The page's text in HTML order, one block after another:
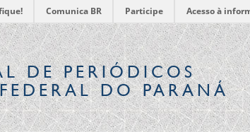
Comunica BR Participe Acesso à
DE PERIÓDICOS
DO PARANÁ